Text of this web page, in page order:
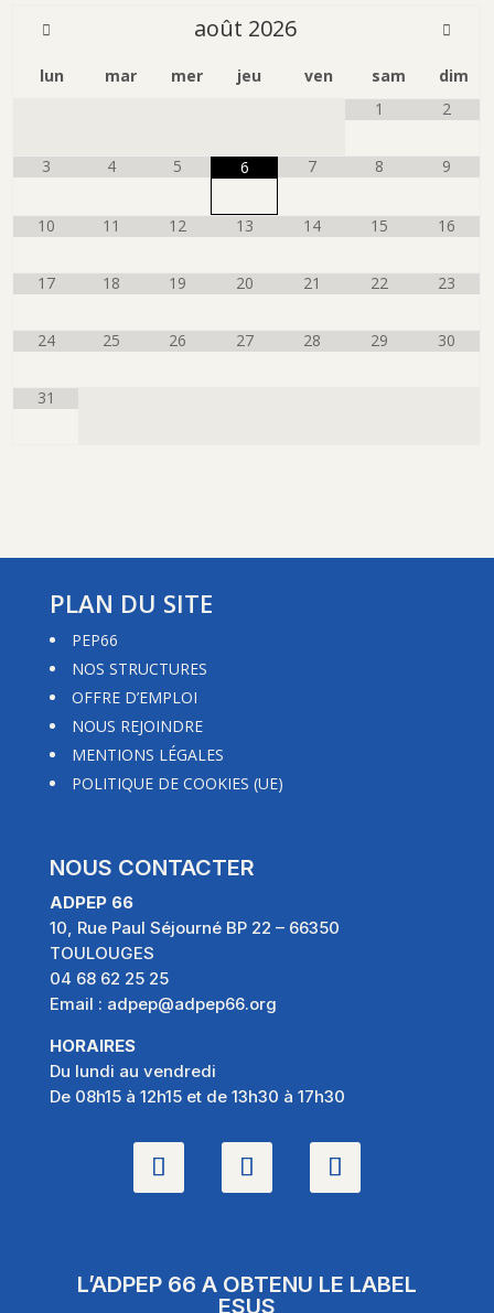
août 2026
lun mar mer jeu ven sam
dim
1
2
3 4 5 6 7 8 9
10 11 12 13 14 15 16
17 18 19 20 21 22 23
24 25 26 27 28 29 30
31
PLAN DU SITE
PEP66
NOS STRUCTURES
OFFRE D’EMPLOI
NOUS REJOINDRE
MENTIONS LÉGALES
POLITIQUE DE COOKIES (UE)
NOUS CONTACTER
ADPEP 66
10, Rue Paul Séjourné BP 22 – 66350
TOULOUGES
04 68 62 25 25
Email : adpep@adpep66.org
HORAIRES
Du lundi au vendredi
De 08h15 à 12h15 et de 13h30 à 17h30
L’ADPEP 66 A OBTENU LE LABEL
ESUS